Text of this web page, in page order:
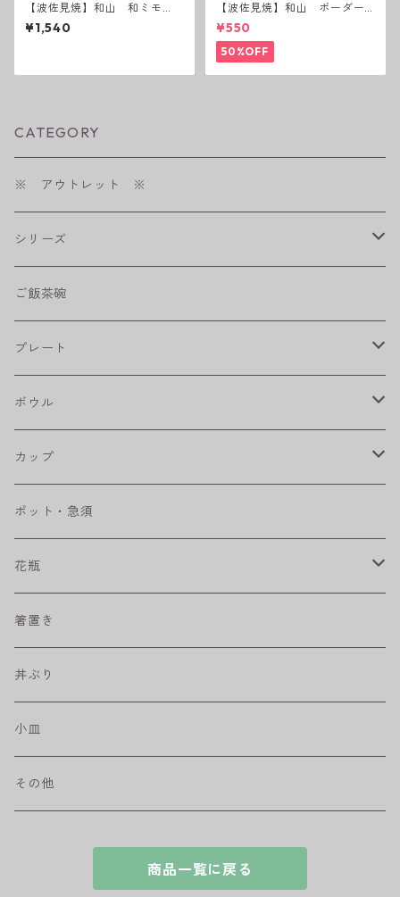
【波佐見焼】和山 和ミモ
ザ お茶碗
¥1,540
【波佐見焼】和山 ボーダー
茶碗 赤
¥550
50%OFF
CATEGORY
※ アウトレット ※
シリーズ
shabby chic style
フラワーパレード
八角シリーズ
RONDE
ベベルボウル
プリーツ
藍駒
ワビカップ
ハンディ小皿
和ミモザ
ご飯茶碗
プレート
楕円皿
丸皿
長皿
角皿
取皿
盛皿
カレー＆パスタ皿
ボウル
大鉢
中鉢
小鉢
カップ
カップ
マグカップ
フリーカップ
そば猪口
ポット・急須
花瓶
水差し
箸置き
丼ぶり
小皿
その他
商品一覧に戻る